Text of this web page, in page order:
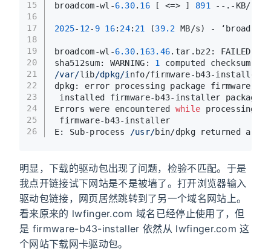
15
16
17
18
19
20
21
22
23
24
25
26
broadcom-wl-6.30. 16 [ <=> ] 891 --.-KB/s
2025- 12- 9 16: 24: 21 (39.2 MB/s) -
broadcom-wl-6.30. 163.46.tar.bz2: FAILED
sha512sum: WARNING: 1
computed checksum
/var/lib/dpkg/i nfo/firmware-b43-
dpkg: error processing package firmware-
installed firmware-b43-installer
Errors were encountered while processing:
firmware-b43-installer
E: Sub-process
/usr/bin/dpkg returned an
明显，下载的驱动包出现了问题，检验不匹配。于是
我点开链接试下网站是不是被墙了。打开浏览器输入
驱动包链接，网页居然跳转到了另一个域名网站上。
看来原来的 lwfinger.com 域名已经停止使用了，但
是 firmware-b43-installer 依然从 lwfinger.com 这
个网站下载网卡驱动包。